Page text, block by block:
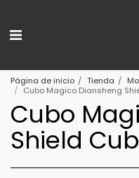
Página de inicio Tienda
Cubo Magico Diansheng
Cubo
Shield